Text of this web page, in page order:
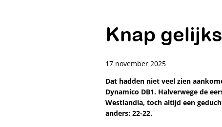
Knap
17 november 2025
Dat hadden niet veel zien
Dynamico DB1. Halverwege de
Westlandia, toch altijd een
anders: 22-22.